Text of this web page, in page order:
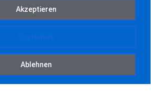
Customize
Ablehnen
Akzeptieren
GQ75QN900FTXZG Neo-QLED 8K
€